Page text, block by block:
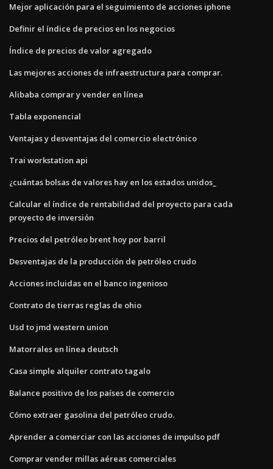
Mejor aplicación para el seguimiento de acciones iphone
Definir el índice de precios en los negocios
Índice de precios de valor agregado
Las mejores acciones de infraestructura para comprar.
Alibaba comprar y vender en línea
Tabla exponencial
Ventajas y desventajas del comercio electrónico
Trai workstation api
¿cuántas bolsas de valores hay en los estados unidos_
Calcular el índice de rentabilidad del proyecto para cada
proyecto de inversión
Precios del petróleo brent hoy por barril
Desventajas de la producción de petróleo crudo
Acciones incluidas en el banco ingenioso
Contrato de tierras reglas de ohio
Usd to jmd western union
Matorrales en línea deutsch
Casa simple alquiler contrato tagalo
Balance positivo de los países de comercio
Cómo extraer gasolina del petróleo crudo.
Aprender a comerciar con las acciones de impulso pdf
Comprar vender millas aéreas comerciales